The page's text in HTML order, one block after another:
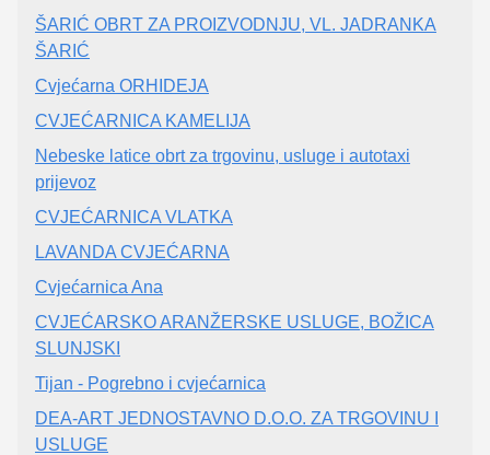
ŠARIĆ OBRT ZA PROIZVODNJU, VL. JADRANKA
ŠARIĆ
Cvjećarna ORHIDEJA
CVJEĆARNICA KAMELIJA
Nebeske latice obrt za trgovinu, usluge i autotaxi
prijevoz
CVJEĆARNICA VLATKA
LAVANDA CVJEĆARNA
Cvjećarnica Ana
CVJEĆARSKO ARANŽERSKE USLUGE, BOŽICA
SLUNJSKI
Tijan - Pogrebno i cvjećarnica
DEA-ART JEDNOSTAVNO D.O.O. ZA TRGOVINU I
USLUGE